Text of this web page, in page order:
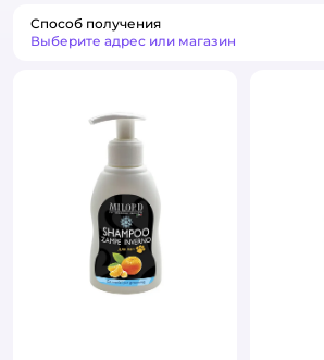
Способ получения
Выберите адрес или магазин